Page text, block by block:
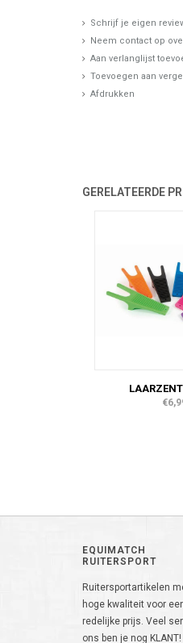
Schrijf je eigen
Neem contact op
Aan verlanglijst
Toevoegen aan
Afdrukken
GERELATEERDE
EQUIMATCH
RUITERSPORT
Ruitersportartikelen
hoge kwaliteit voor
redelijke prijs. Veel
ons ben je nog KLANT!